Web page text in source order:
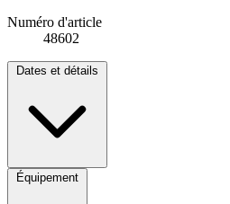
Numéro d'article
48602
Dates et détails
Équipement